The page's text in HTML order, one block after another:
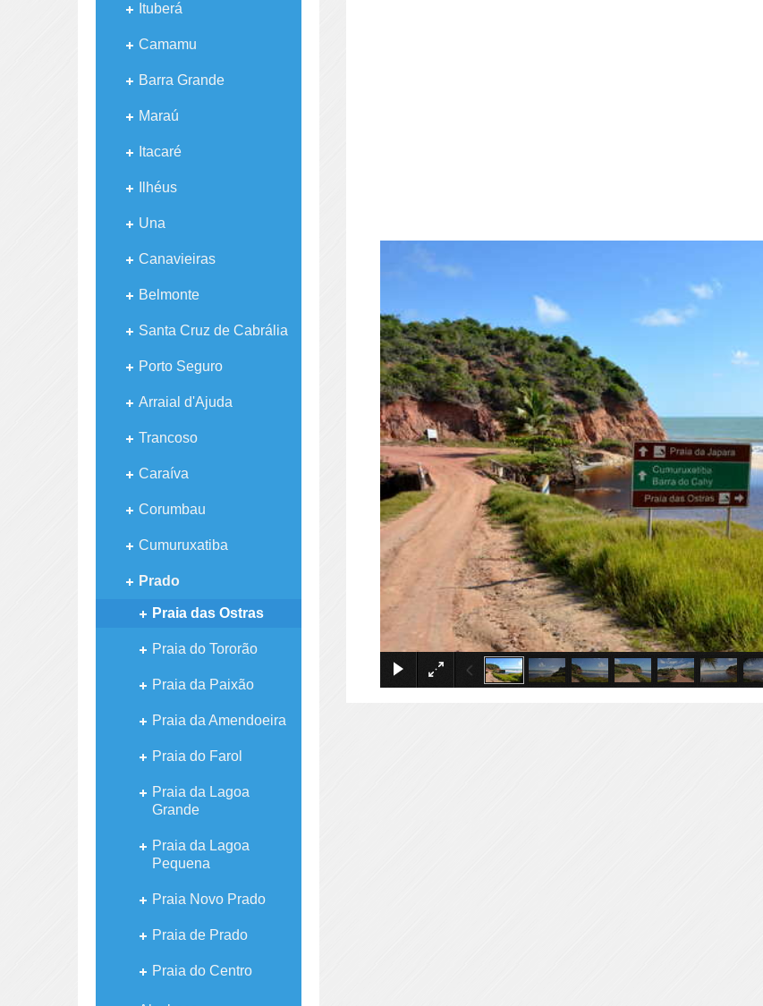
Ituberá
Camamu
Barra Grande
Maraú
Itacaré
Ilhéus
Una
Canavieiras
Belmonte
Santa Cruz de Cabrália
Porto Seguro
Arraial d'Ajuda
Trancoso
Caraíva
Corumbau
Cumuruxatiba
Prado
Praia das Ostras
Praia do Tororão
Praia da Paixão
Praia da Amendoeira
Praia do Farol
Praia da Lagoa
Grande
Praia da Lagoa
Pequena
Praia Novo Prado
Praia de Prado
Praia do Centro